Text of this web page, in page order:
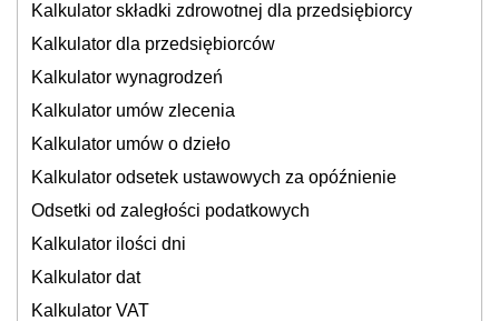
Kalkulator składki zdrowotnej dla przedsiębiorcy
Kalkulator dla przedsiębiorców
Kalkulator wynagrodzeń
Kalkulator umów zlecenia
Kalkulator umów o dzieło
Kalkulator odsetek ustawowych za opóźnienie
Odsetki od zaległości podatkowych
Kalkulator ilości dni
Kalkulator dat
Kalkulator VAT